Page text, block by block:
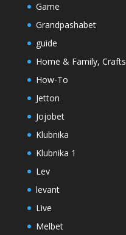
Game
Grandpashabet
guide
Home & Family, Crafts
How-To
Jetton
Jojobet
Klubnika
Klubnika 1
Lev
levant
Live
Melbet